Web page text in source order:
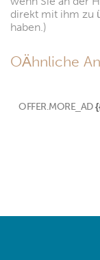
direkt mit ihm zu
haben.)
OÄhnliche
OFFER.MORE_AD